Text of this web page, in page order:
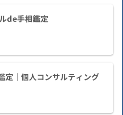
de手相鑑定
定｜個人コンサルティング